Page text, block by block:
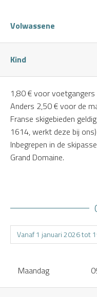
Volwassene
Kind
1,80 € voor
Anders 2,50 € voor de
Franse skigebieden
1614, werkt deze bij ons)
Inbegrepen in de
Grand Domaine.
Maandag